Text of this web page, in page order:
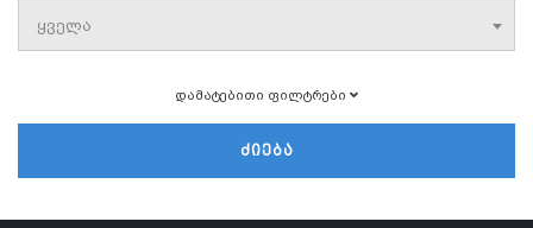
ყველა
დამატებითი ფილტრები
ᲫᲘᲔᲑᲐ